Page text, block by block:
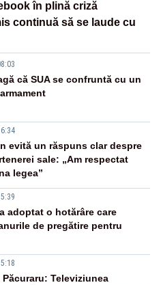
în plină criză
continuă să se laude cu
că SUA se confruntă cu un
evită un răspuns clar despre
sale: „Am respectat
legea”
adoptat o hotărâre care
de pregătire pentru
Păcuraru: Televiziunea